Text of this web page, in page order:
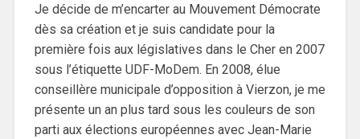
Je décide de m’encarter au Mouvement Démocrate
dès sa création et je suis candidate pour la
première fois aux législatives dans le Cher en 2007
sous l’étiquette UDF-MoDem. En 2008, élue
conseillère municipale d’opposition à Vierzon, je me
présente un an plus tard sous les couleurs de son
parti aux élections européennes avec Jean-Marie